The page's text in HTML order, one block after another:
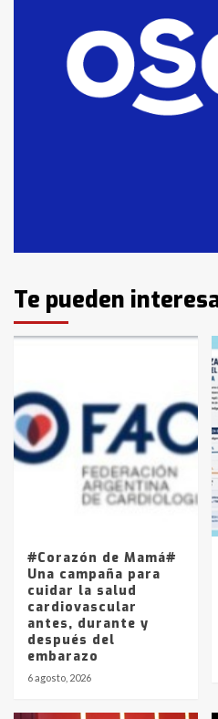
fueron
tarde del
T.Lauquen: se
lo que fue la
3
Identidad de
pampeanos
en la mañana
4
Accidente en
joven de
Los precios
La Pampa,
entre 857 a
Te pueden
#Corazón de Mamá#
Una campaña para
cuidar la salud
cardiovascular
antes, durante y
después del
embarazo
6 agosto, 2026